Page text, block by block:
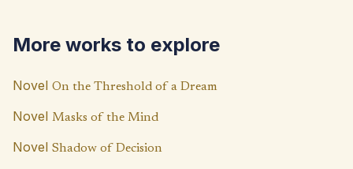
k
p
p
Li
n
k
More works to explore
Novel On the Threshold of a Dream
Novel Masks of the Mind
Novel Shadow of Decision